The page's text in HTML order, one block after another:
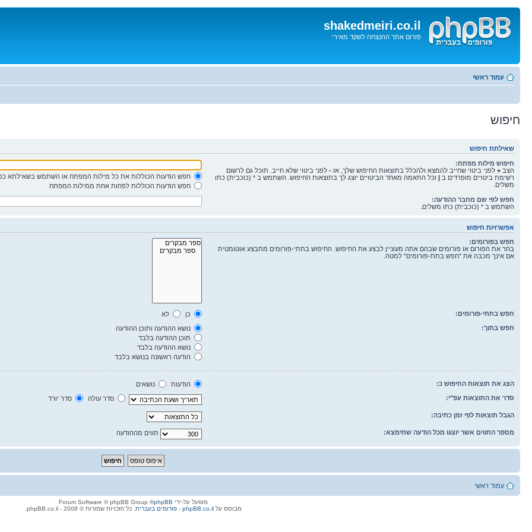
shakedmeiri.co.il
פורום אתר ההנצחה לשקד מאירי
לתוכן
עמוד ראשי
חיפוש
שאילתת חיפוש
חיפוש מילות מפתח:
הצב + לפני ביטוי שחייב להמצא ולהכלל בתוצאות החיפוש שלך, או - לפני ביטוי שלא חייב. תוכל גם לרשום
רשימת ביטויים מופרדים ב | וכל התאמה מאחד הביטויים יוצג לך בתוצאות החיפוש. השתמש ב * (כוכבית) כתו
משלים.
חפש הודעות הכוללות את כל מילות המפתח או השתמש בשאילתא
חפש הודעות הכוללות לפחות אחת ממילות המפתח
חפש לפי שם מחבר ההודעה:
השתמש ב * (כוכבית) כתו משלים.
אפשרויות חיפוש
חפש בפורומים:
בחר את הפורום או פורומים שבהם אתה מעוניין לבצע את החיפוש. החיפוש בתתי-פורומים מתבצע אוטומטית
אם אינך מכבה את "חפש בתת-פורומים" למטה.
חפש בתתי-פורומים: כן
לא
חפש בתוך:
נושא ההודעה ותוכן ההודעה
תוכן ההודעה בלבד
נושא ההודעה בלבד
הודעה ראשונה בנושא בלבד
הצג את תוצאות החיפוש כ: הודעות
נושאים
סדר את התוצאות עפ"י:
סדר עולה סדר יורד
הגבל תוצאות לפי זמן כתיבה:
מספר התווים אשר יוצגו מכל הודעה שתימצא: תווים מההודעה
עמוד ראשי
מופעל על-ידי phpBB
® Forum Software © phpBB Group
מבוסס עלphpBB.co.il - פורומים בעברית . כל הזכויות שמורות © 2008 - phpBB.co.il.